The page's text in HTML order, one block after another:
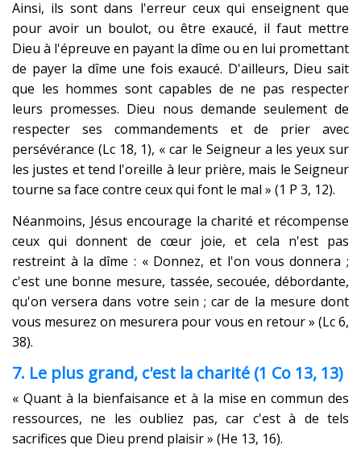
Ainsi, ils sont dans l'erreur ceux qui enseignent que
pour avoir un boulot, ou être exaucé, il faut mettre
Dieu à l'épreuve en payant la dîme ou en lui promettant
de payer la dîme une fois exaucé. D'ailleurs, Dieu sait
que les hommes sont capables de ne pas respecter
leurs promesses. Dieu nous demande seulement de
respecter ses commandements et de prier avec
persévérance (Lc 18, 1), « car le Seigneur a les yeux sur
les justes et tend l'oreille à leur prière, mais le Seigneur
tourne sa face contre ceux qui font le mal » (1 P 3, 12).
Néanmoins, Jésus encourage la charité et récompense
ceux qui donnent de cœur joie, et cela n'est pas
restreint à la dîme : « Donnez, et l'on vous donnera ;
c'est une bonne mesure, tassée, secouée, débordante,
qu'on versera dans votre sein ; car de la mesure dont
vous mesurez on mesurera pour vous en retour » (Lc 6,
38).
7. Le plus grand, c'est la charité (1 Co 13, 13)
« Quant à la bienfaisance et à la mise en commun des
ressources, ne les oubliez pas, car c'est à de tels
sacrifices que Dieu prend plaisir » (He 13, 16).